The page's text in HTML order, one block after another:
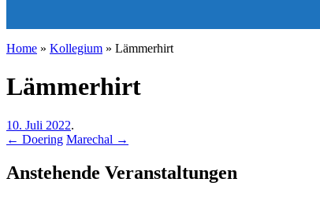
Home » Kollegium » Lämmerhirt
Lämmerhirt
10. Juli 2022.
← Doering Marechal →
Anstehende Veranstaltungen